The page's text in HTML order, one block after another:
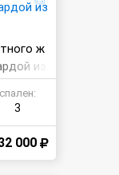
ж
из
спален:
3
000